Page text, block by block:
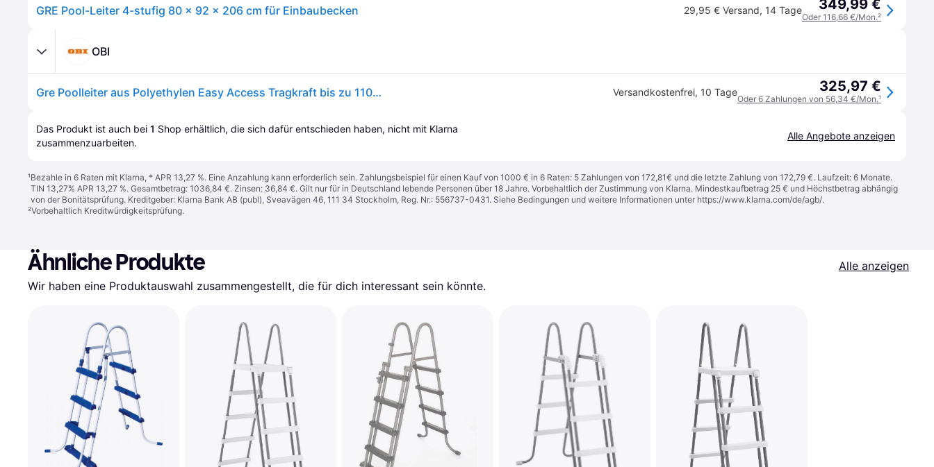
GRE Pool-Leiter 4-stufig 80 x 92 x 206 cm für Einbaubecken 29,95 € Versand, 14 Tage 349,99 €
Oder 116,66 €/Mon.²
OBI
Gre Poolleiter aus Polyethylen Easy Access Tragkraft bis zu 110 kg Weiß Versandkostenfrei, 10 Tage 325,97 €
Oder 6 Zahlungen von 56,34 €/Mon.¹
Das Produkt ist auch bei 1 Shop erhältlich, die sich dafür entschieden haben, nicht mit Klarna
zusammenzuarbeiten.
Alle Angebote anzeigen
¹Bezahle in 6 Raten mit Klarna, * APR 13,27 %. Eine Anzahlung kann erforderlich sein. Zahlungsbeispiel für einen Kauf von 1000 € in 6 Raten: 5 Zahlungen von 172,81€ und die letzte Zahlung von 172,79 €. Laufzeit: 6 Monate.
TIN 13,27% APR 13,27 %. Gesamtbetrag: 1036,84 €. Zinsen: 36,84 €. Gilt nur für in Deutschland lebende Personen über 18 Jahre. Vorbehaltlich der Zustimmung von Klarna. Mindestkaufbetrag 25 € und Höchstbetrag abhängig
von der Bonitätsprüfung. Kreditgeber: Klarna Bank AB (publ), Sveavägen 46, 111 34 Stockholm, Reg. Nr.: 556737-0431. Siehe Bedingungen und weitere Informationen unter https://www.klarna.com/de/agb/.
²Vorbehaltlich Kreditwürdigkeitsprüfung.
Ähnliche Produkte
Alle anzeigen
Wir haben eine Produktauswahl zusammengestellt, die für dich interessant sein könnte.